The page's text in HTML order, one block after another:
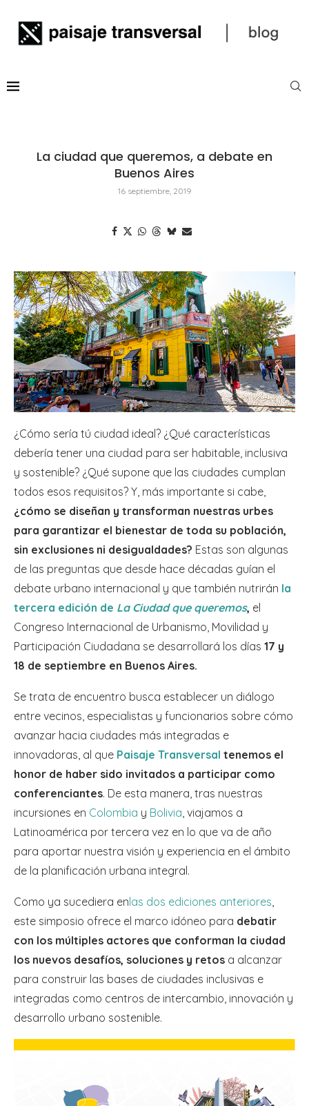
La ciudad que queremos, a debate en
Buenos Aires
16 septiembre, 2019
¿Cómo sería tú ciudad ideal? ¿Qué características
debería tener una ciudad para ser habitable, inclusiva
y sostenible? ¿Qué supone que las ciudades cumplan
todos esos requisitos? Y, más importante si cabe,
¿cómo se diseñan y transforman nuestras urbes
para garantizar el bienestar de toda su población,
sin exclusiones ni desigualdades? Estas son algunas
de las preguntas que desde hace décadas guían el
debate urbano internacional y que también nutrirán la
tercera edición de La Ciudad que queremos, el
Congreso Internacional de Urbanismo, Movilidad y
Participación Ciudadana se desarrollará los días 17 y
18 de septiembre en Buenos Aires.
Se trata de encuentro busca establecer un diálogo
entre vecinos, especialistas y funcionarios sobre cómo
avanzar hacia ciudades más integradas e
innovadoras, al que Paisaje Transversal tenemos el
honor de haber sido invitados a participar como
conferenciantes. De esta manera, tras nuestras
incursiones en Colombia y Bolivia , viajamos a
Latinoamérica por tercera vez en lo que va de año
para aportar nuestra visión y experiencia en el ámbito
de la planificación urbana integral.
Como ya sucediera enlas dos ediciones anteriores
este simposio ofrece el marco idóneo para debatir
con los múltiples actores que conforman la ciudad
los nuevos desafíos, soluciones y retos a alcanzar
para construir las bases de ciudades inclusivas e
integradas como centros de intercambio, innovación y
desarrollo urbano sostenible.